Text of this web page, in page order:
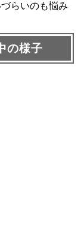
らいのも悩み
の様子